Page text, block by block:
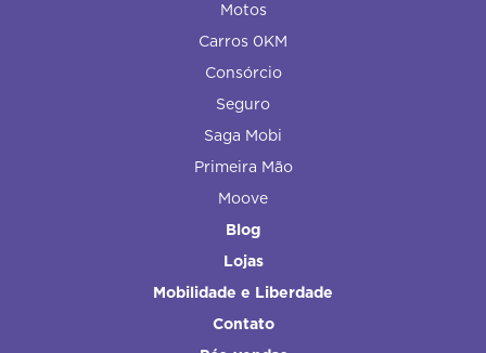
Motos
Carros 0KM
Consórcio
Seguro
Saga Mobi
Primeira Mão
Moove
Blog
Lojas
Mobilidade e Liberdade
Contato